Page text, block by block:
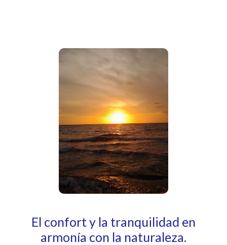
El confort y la tranquilidad en
armonía con la naturaleza.